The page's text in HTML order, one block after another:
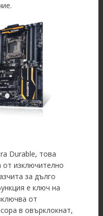
Durable, това
от изключително
за дълго
е ключ на
от
в овърклокнат,